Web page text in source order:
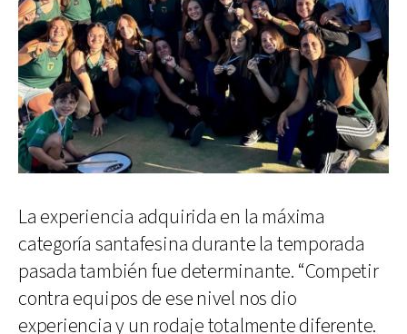
La experiencia adquirida en la máxima
categoría santafesina durante la temporada
pasada también fue determinante. “Competir
contra equipos de ese nivel nos dio
experiencia y un rodaje totalmente diferente.